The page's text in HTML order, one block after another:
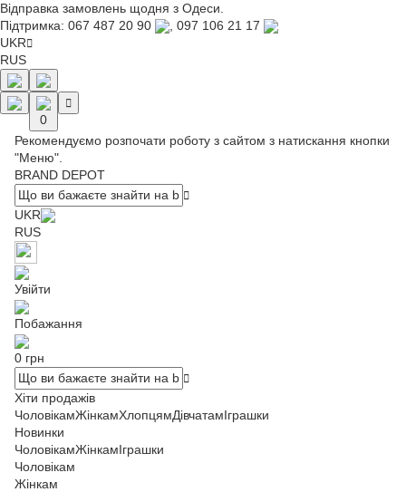
Відправка замовлень щодня з Одеси.
Підтримка: 067 487 20 90
097 106 21 17
UKR
RUS
0
Рекомендуємо розпочати роботу з сайтом з натискання кнопки
"Меню".
BRAND DEPOT
UKR
RUS
Увійти
Побажання
0 грн
Хіти продажів
ЧоловікамЖінкамХлопцямДівчатамІграшки
Новинки
ЧоловікамЖінкамІграшки
Чоловікам
Жінкам